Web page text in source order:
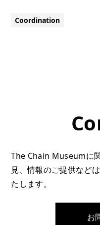
Coordination
The Chain Museumに
見、情報のご提供など
たします。
お